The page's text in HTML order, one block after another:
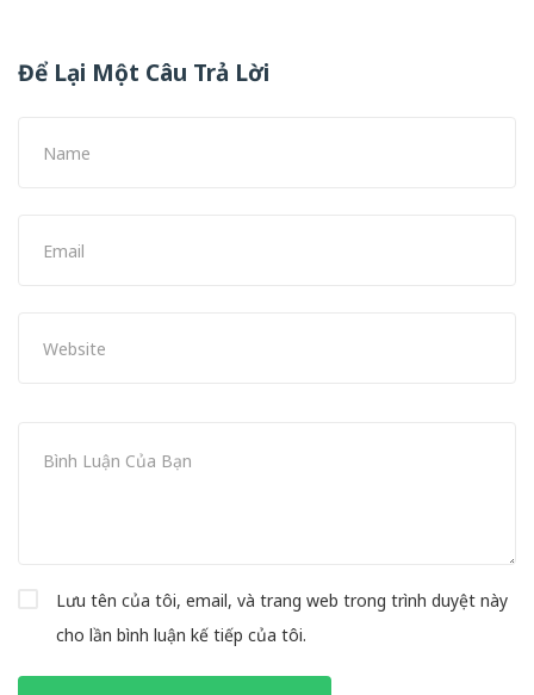
Để Lại Một Câu Trả Lời
Lưu tên của tôi, email, và trang web trong trình duyệt này
cho lần bình luận kế tiếp của tôi.